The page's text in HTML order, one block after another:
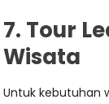
7. Tour
Wisata
Untuk kebutuhan